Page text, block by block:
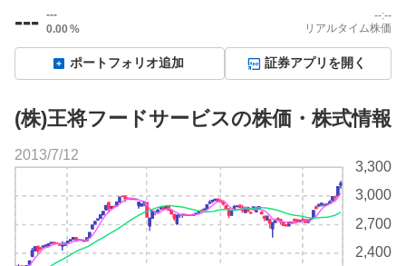
--- ---
0.00%
--:--
リアルタイム株価
ポートフォリオ追加 証券アプリを開く
(株)王将フードサービスの株価・株式情報
2,400
2,700
3,000
3,300
2013/7/12